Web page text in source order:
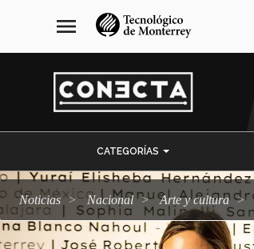
navegación
principal
menu
CATEGORÍAS
Noticias Nacional arte y cultura